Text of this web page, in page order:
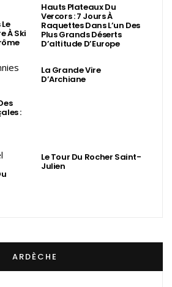
À Ski
Hauts Plateaux Du
Vercors : 7 Jours À
Raquettes Dans L’un Des
Plus Grands Déserts
D’altitude D’Europe
:
La Grande Vire
D’Archiane
Le Tour Du Rocher Saint-
Julien
ARDÈCHE